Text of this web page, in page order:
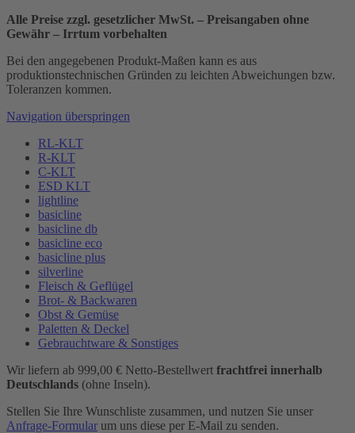
Alle Preise zzgl. gesetzlicher MwSt. – Preisangaben ohne
Gewähr – Irrtum vorbehalten
Bei den angegebenen Produkt-Maßen kann es aus
produktionstechnischen Gründen zu leichten Abweichungen bzw.
Toleranzen kommen.
Navigation überspringen
RL-KLT
R-KLT
C-KLT
ESD KLT
lightline
basicline
basicline db
basicline eco
basicline plus
silverline
Fleisch & Geflügel
Brot- & Backwaren
Obst & Gemüse
Paletten & Deckel
Gebrauchtware & Sonstiges
Wir liefern ab 999,00 € Netto-Bestellwert frachtfrei innerhalb
Deutschlands (ohne Inseln).
Stellen Sie Ihre Wunschliste zusammen, und nutzen Sie unser
Anfrage-Formular um uns diese per E-Mail zu senden.